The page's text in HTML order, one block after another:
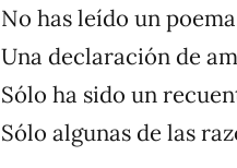
No has leído un
Una declaración de
Sólo ha sido un
Sólo algunas de las